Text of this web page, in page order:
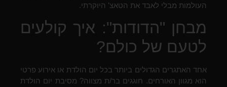
העולמות מבלי לאבד את הטאצ' היוקרתי.
מבחן "הדודות": איך קולעים
לטעם של כולם?
אחד האתגרים הגדולים ביותר בכל יום הולדת או אירוע פרטי
הוא מגוון האורחים. חוגגים בר/ת מצווה? מסיבת יום הולדת